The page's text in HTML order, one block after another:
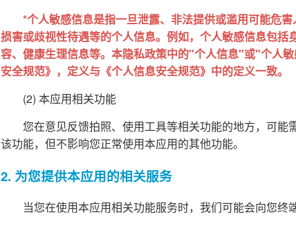
*个人敏感信息是指一旦泄露、非法提供或滥用可能危
损害或歧视性待遇等的个人信息。例如，个人敏感信息包
容、健康生理信息等。本隐私政策中的"个人信息"或"个人
安全规范》，定义与《个人信息安全规范》中的定义一致。
(2) 本应用相关功能
您在意见反馈拍照、使用工具等相关功能的地方，可
该功能，但不影响您正常使用本应用的其他功能。
2. 为您提供本应用的相关服务
当您在使用本应用相关功能服务时，我们可能会向您终